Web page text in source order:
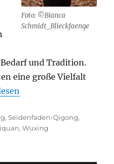
Foto: ©Bianca
Schmidt_Blieckfaenge
und Tradition.
eine große Vielfalt
– ein Glück“
,Seidenfaden-Qigong,
,Wuxing